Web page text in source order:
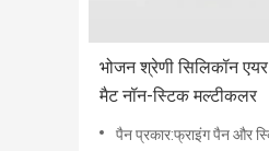
भोजन श्रेणी सिलिकॉन
मैट नॉन-स्टिक मल्टीकलर
पैन प्रकार:फ्राइंग पैन और